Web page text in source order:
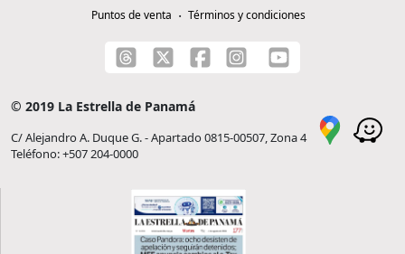
Puntos de venta
Términos y condiciones
© 2019 La Estrella de Panamá
C/ Alejandro A. Duque G. - Apartado 0815-00507, Zona 4
Teléfono: +507 204-0000